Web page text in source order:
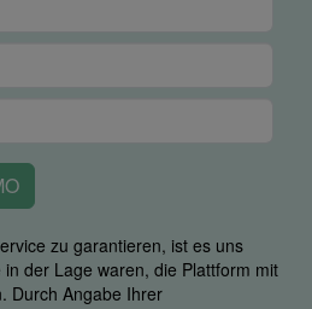
zu garantieren, ist es uns
der Lage waren, die Plattform mit
Durch Angabe Ihrer